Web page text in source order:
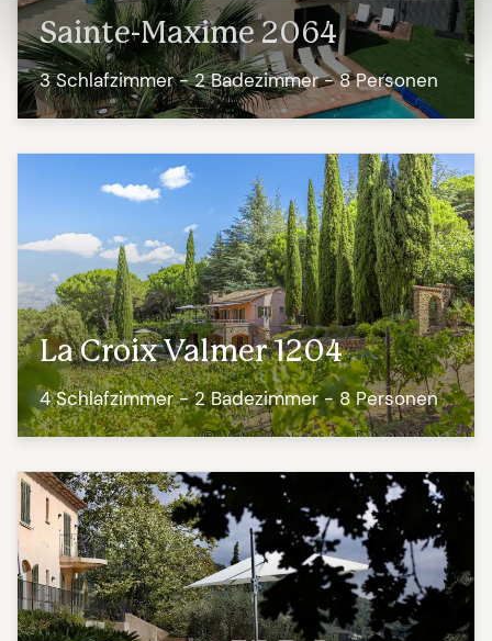
Sainte-Maxime 2064
3 Schlafzimmer - 2 Badezimmer - 8 Personen
La Croix Valmer 1204
4 Schlafzimmer - 2 Badezimmer - 8 Personen